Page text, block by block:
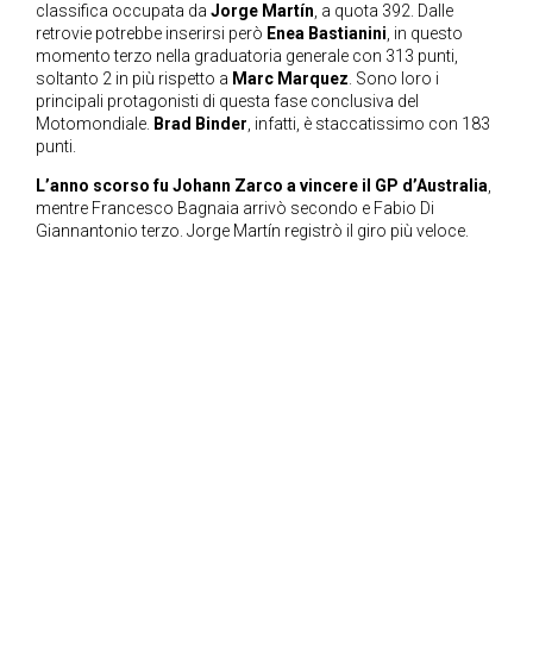
classifica occupata da Jorge Martín, a quota 392. Dalle
retrovie potrebbe inserirsi però Enea Bastianini, in questo
momento terzo nella graduatoria generale con 313 punti,
soltanto 2 in più rispetto a Marc Marquez. Sono loro i
principali protagonisti di questa fase conclusiva del
Motomondiale. Brad Binder, infatti, è staccatissimo con 183
punti.
L’anno scorso fu Johann Zarco a vincere il GP d’Australia,
mentre Francesco Bagnaia arrivò secondo e Fabio Di
Giannantonio terzo. Jorge Martín registrò il giro più veloce.